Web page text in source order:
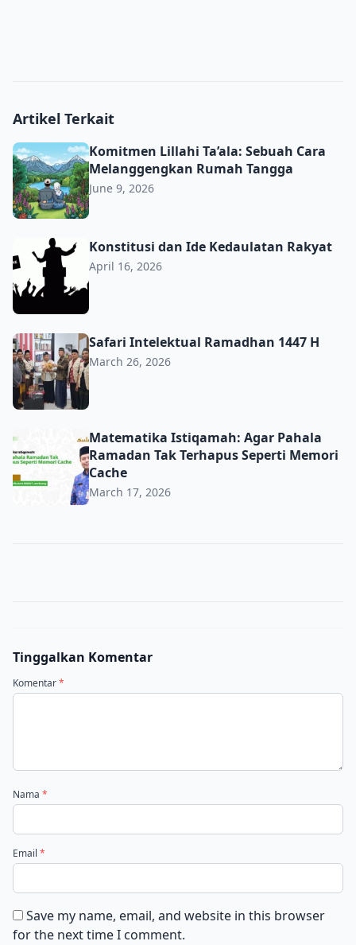
Artikel Terkait
Komitmen Lillahi Ta’ala: Sebuah Cara Melanggengkan
Komitmen Lillahi Ta’ala: Sebuah Cara
Melanggengkan Rumah Tangga
June 9, 2026
Konstitusi dan Ide Kedaulatan Rakyat
Konstitusi dan Ide Kedaulatan Rakyat
April 16, 2026
Safari Intelektual Ramadhan 1447 H
Safari Intelektual Ramadhan 1447 H
March 26, 2026
Matematika Istiqamah: Agar Pahala Ramadan Tak
Matematika Istiqamah: Agar Pahala
Ramadan Tak Terhapus Seperti Memori
Cache
March 17, 2026
Tinggalkan Komentar
Komentar*
Nama *
Email *
Save my name, email, and website in this browser
for the next time I comment.